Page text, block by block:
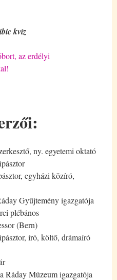
kvíz
az erdélyi
ny. egyetemi oktató
egyházi közíró,
Gyűjtemény igazgatója
plébános
(Bern)
író, költő, drámaíró
Ráday Múzeum igazgatója